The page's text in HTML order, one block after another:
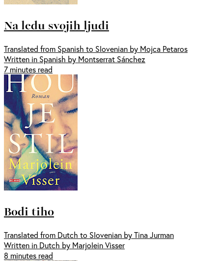
Na ledu svojih ljudi
Translated from Spanish to Slovenian by Mojca Petaros
Written in Spanish by Montserrat Sánchez
7 minutes read
Bodi tiho
Translated from Dutch to Slovenian by Tina Jurman
Written in Dutch by Marjolein Visser
8 minutes read